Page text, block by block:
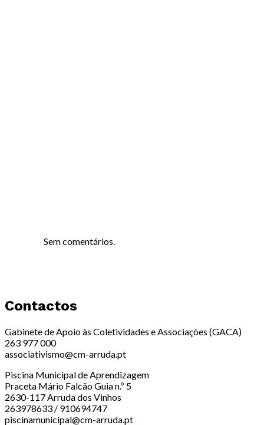
Sem comentários.
Contactos
Gabinete de Apoio às Coletividades e Associações (GACA)
263 977 000
associativismo@cm-arruda.pt
Piscina Municipal de Aprendizagem
Praceta Mário Falcão Guia n.º 5
2630-117 Arruda dos Vinhos
263978633 / 910694747
piscinamunicipal@cm-arruda.pt